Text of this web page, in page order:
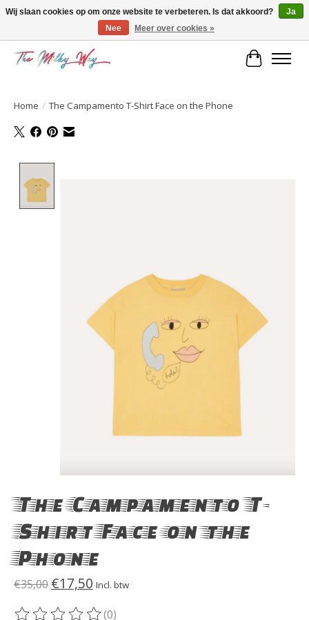
Home / The Campamento T-Shirt Face on the Phone
The Campamento T-
Shirt Face on the
Phone
€35,00 €17,50 Incl. btw
(0)
Wij slaan cookies op om onze website te verbeteren. Is dat akkoord?
Ja
Nee
Meer over cookies »